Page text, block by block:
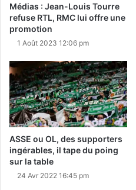
Médias : Jean-Louis Tourre
refuse RTL, RMC lui offre une
promotion
1 Août 2023 12:06 pm
ASSE ou OL, des supporters
ingérables, il tape du poing
sur la table
24 Avr 2022 16:45 pm